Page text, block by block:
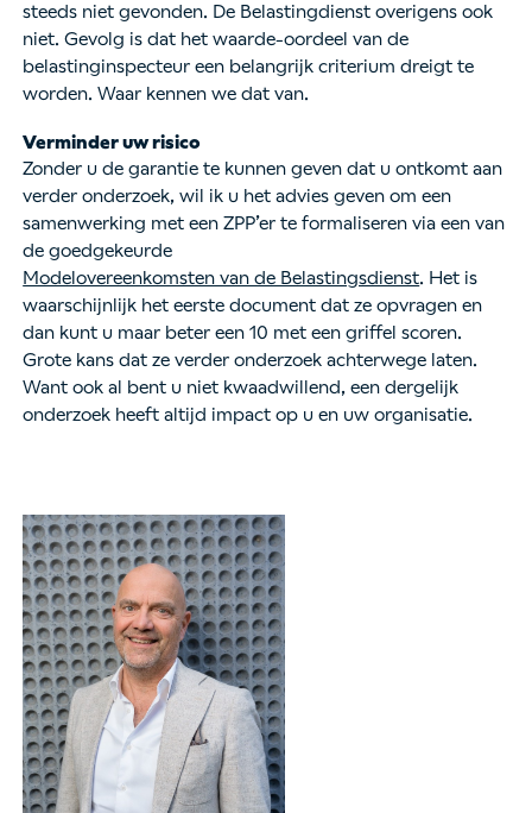
steeds niet gevonden. De Belastingdienst overigens ook
niet. Gevolg is dat het waarde-oordeel van de
belastinginspecteur een belangrijk criterium dreigt te
worden. Waar kennen we dat van.
Verminder uw risico
Zonder u de garantie te kunnen geven dat u ontkomt aan
verder onderzoek, wil ik u het advies geven om een
samenwerking met een ZPP’er te formaliseren via een van
de goedgekeurde
Modelovereenkomsten van de Belastingsdienst. Het is
waarschijnlijk het eerste document dat ze opvragen en
dan kunt u maar beter een 10 met een griffel scoren.
Grote kans dat ze verder onderzoek achterwege laten.
Want ook al bent u niet kwaadwillend, een dergelijk
onderzoek heeft altijd impact op u en uw organisatie.